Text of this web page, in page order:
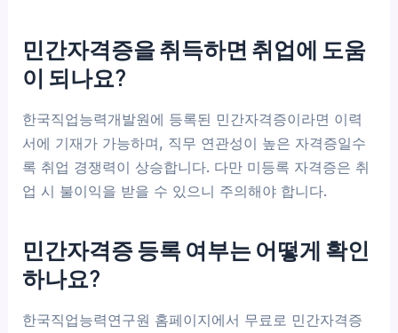
민간자격증을 취득하면 취업에 도움
이 되나요?
한국직업능력개발원에 등록된 민간자격증이라면 이력
서에 기재가 가능하며, 직무 연관성이 높은 자격증일수
록 취업 경쟁력이 상승합니다. 다만 미등록 자격증은 취
업 시 불이익을 받을 수 있으니 주의해야 합니다.
민간자격증 등록 여부는 어떻게 확인
하나요?
한국직업능력연구원 홈페이지에서 무료로 민간자격증